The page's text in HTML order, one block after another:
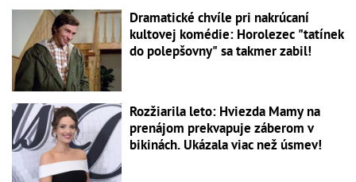
Dramatické chvíle pri nakrúcaní
kultovej komédie: Horolezec "tatínek
do polepšovny" sa takmer zabil!
Rozžiarila leto: Hviezda Mamy na
prenájom prekvapuje záberom v
bikinách. Ukázala viac než úsmev!